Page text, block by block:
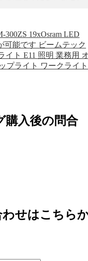
19xOsram LED
可能です ビームテック
イト E11 照明 業務用
プライト ワークライト
購入後の問合
せはこちら